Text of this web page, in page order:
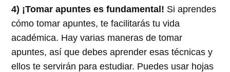
4) ¡Tomar apuntes es fundamental! Si aprendes
cómo tomar apuntes, te facilitarás tu vida
académica. Hay varias maneras de tomar
apuntes, así que debes aprender esas técnicas y
ellos te servirán para estudiar. Puedes usar hojas